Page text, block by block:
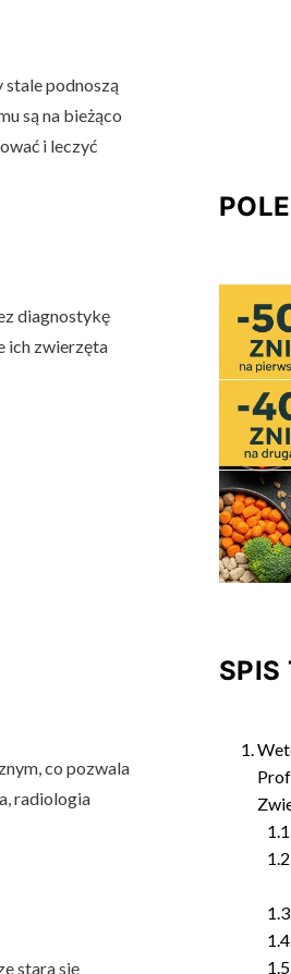
podnoszą
są na bieżąco
i leczyć
diagnostykę
ich zwierzęta
co pozwala
radiologia
stara się
SPIS